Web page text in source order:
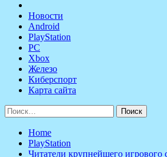
Новости
Android
PlayStation
PC
Xbox
Железо
Киберспорт
Карта сайта
Найти:
Home
PlayStation
Читатели крупнейшего игрового